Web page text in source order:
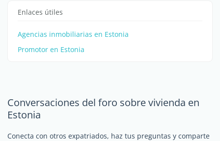
Enlaces útiles
Agencias inmobiliarias en Estonia
Promotor en Estonia
Conversaciones del foro sobre vivienda en
Estonia
Conecta con otros expatriados, haz tus preguntas y comparte